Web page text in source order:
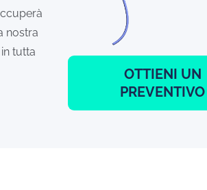
nostra
tutta
OTTIENI UN
PREVENTIVO